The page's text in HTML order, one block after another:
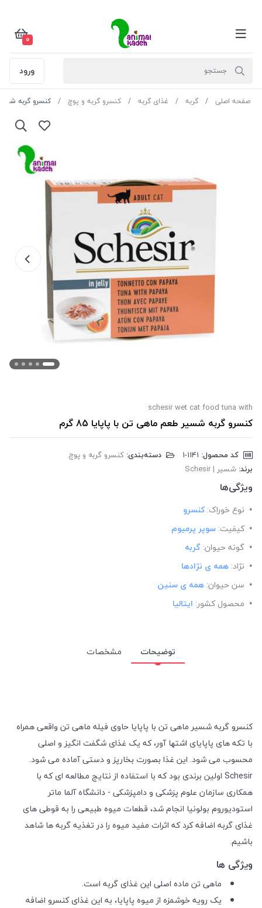
0
ورود
صفحه اصلی گربه غذای گربه کنسرو گربه و پوچ کنسرو گربه شسیر
schesir wet cat food tuna with
کنسرو گربه شسیر طعم ماهی تن با پاپایا 85 گرم
کد محصول: دسته‌بندی: کنسرو گربه و پوچ
برند: شسیر | Schesir
ویژگی‌ها
نوع خوراک: کنسرو
کیفیت: سوپر پرمیوم
گونه حیوان: گربه
نژاد: همه ی نژادها
سن حیوان: همه ی سنین
محصول کشور: ایتالیا
توضیحات مشخصات
کنسرو گربه شسیر ماهی تن با پاپایا حاوی فیله ماهی تن واقعی همراه
با تکه های پاپایای اشتها آور، که یک غذای شگفت انگیز و اصلی
محسوب می شود. این غذا بصورت بخارپز و دستی آماده می شود.
Schesir اولین برندی بود که با استفاده از نتایج مطالعه ای که با
همکاری سازمان علوم پزشکی و دامپزشکی - دانشگاه آلما ماتر
استودیوروم بولونیا انجام شد، قطعات میوه طبیعی را به قوطی های
غذای گربه اضافه کرد که اثرات مفید میوه را در تغذیه گربه ها شاهد
باشیم.
ویژگی ها
ماهی تن ماده اصلی این غذای گربه است.
یک رویه خوشمزه از میوه پاپایا، به این غذای کنسرو اضافه